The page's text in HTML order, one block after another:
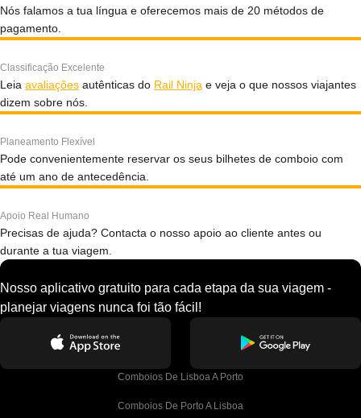
Nós falamos a tua língua e oferecemos mais de 20 métodos de
pagamento.
Classificação Excelente
Leia avaliações autênticas do Rail Ninja e veja o que nossos viajantes
dizem sobre nós.
Planeamento Flexível
Pode convenientemente reservar os seus bilhetes de comboio com
até um ano de antecedência.
Apoio Real Humano
Precisas de ajuda? Contacta o nosso apoio ao cliente antes ou
durante a tua viagem.
Nosso aplicativo gratuito para cada etapa da sua viagem -
planejar viagens nunca foi tão fácil!
Comboios De Lisboa A Porto
Comboios De Porto A Lisboa